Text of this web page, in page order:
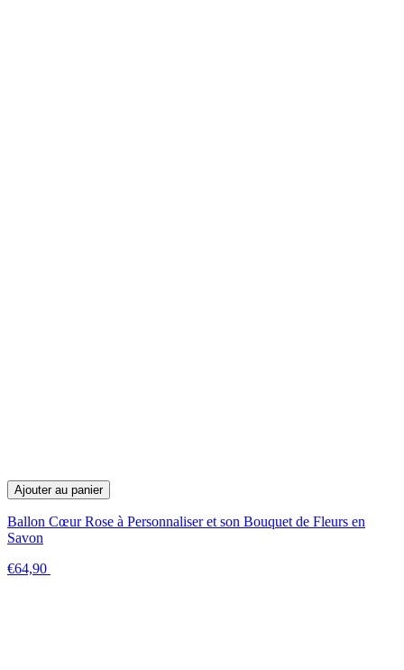
Ajouter au panier
Ballon Cœur Rose à Personnaliser et son Bouquet de Fleurs en
Savon
€64,90